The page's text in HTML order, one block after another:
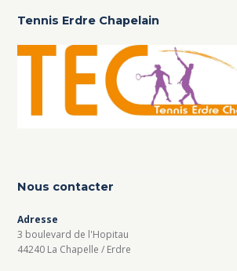
Tennis Erdre Chapelain
Nous contacter
Adresse
3 boulevard de l'Hopitau
44240 La Chapelle / Erdre